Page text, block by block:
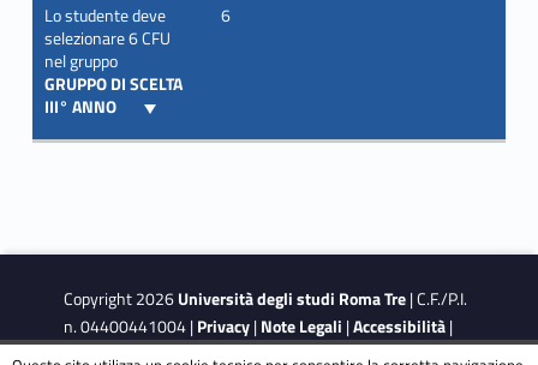
Lo studente deve
selezionare 6 CFU
nel gruppo
GRUPPO DI SCELTA
III° ANNO
6
Copyright 2026Università degli studi Roma Tre| C.F./P.I.
n. 04400441004 |Privacy|Note Legali |Accessibilità|
Obiettivi di accessibilità
| Dichiarazione di accessibilità